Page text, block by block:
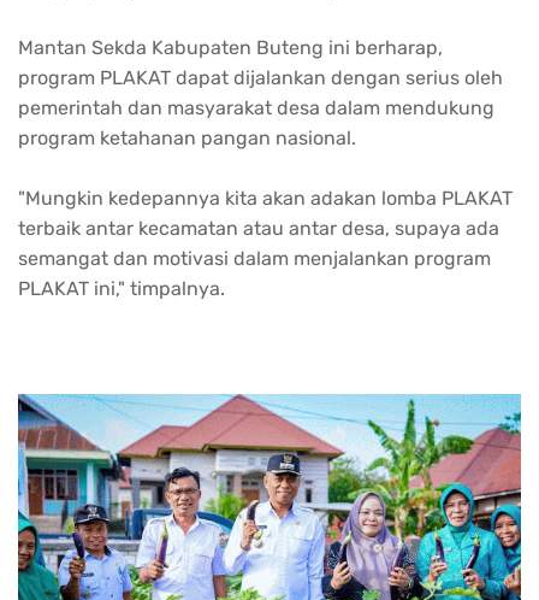
Mantan Sekda Kabupaten Buteng ini berharap,
program PLAKAT dapat dijalankan dengan serius oleh
pemerintah dan masyarakat desa dalam mendukung
program ketahanan pangan nasional.
"Mungkin kedepannya kita akan adakan lomba PLAKAT
terbaik antar kecamatan atau antar desa, supaya ada
semangat dan motivasi dalam menjalankan program
PLAKAT ini," timpalnya.